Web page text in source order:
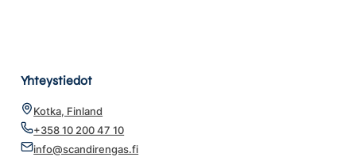
Yhteystiedot
Kotka, Finland
+358 10 200 47 10
info@scandirengas.fi